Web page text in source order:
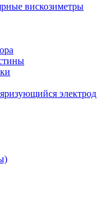
вискозиметры
электрод